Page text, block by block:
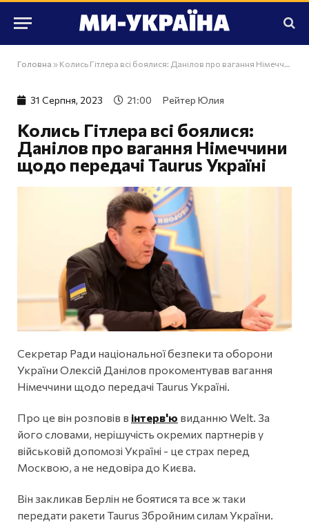
Головна » Колись Гітлера всі боялися: Данілов про вагання Німеччини щодо передачі Taurus Україні
31 Серпня, 2023 21:00 Рейтер Юлия
Колись Гітлера всі боялися:
Данілов про вагання Німеччини
щодо передачі Taurus Україні
Секретар Ради національної безпеки та оборони
України Олексій Данілов прокоментував вагання
Німеччини щодо передачі Taurus Україні.
Про це він розповів в інтерв'ю виданню Welt. За
його словами, нерішучість окремих партнерів у
військовій допомозі Україні - це страх перед
Москвою, а не недовіра до Києва.
Він закликав Берлін не боятися та все ж таки
передати ракети Taurus Збройним силам України.